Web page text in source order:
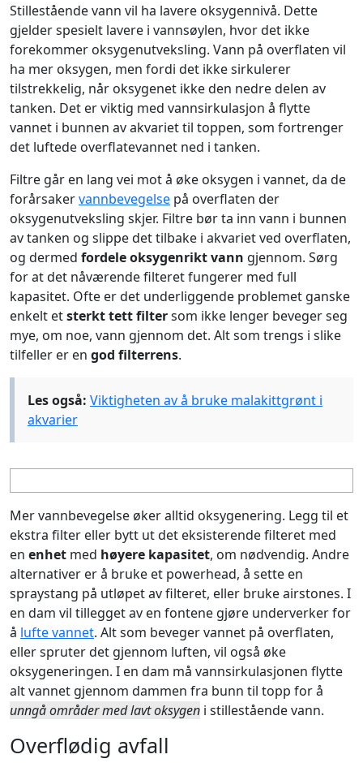
Stillestående vann vil ha lavere oksygennivå. Dette
gjelder spesielt lavere i vannsøylen, hvor det ikke
forekommer oksygenutveksling. Vann på overflaten vil
ha mer oksygen, men fordi det ikke sirkulerer
tilstrekkelig, når oksygenet ikke den nedre delen av
tanken. Det er viktig med vannsirkulasjon å flytte
vannet i bunnen av akvariet til toppen, som fortrenger
det luftede overflatevannet ned i tanken.
Filtre går en lang vei mot å øke oksygen i vannet, da de
forårsakervannbevegelse på overflaten der
oksygenutveksling skjer. Filtre bør ta inn vann i bunnen
av tanken og slippe det tilbake i akvariet ved overflaten,
og dermed fordele oksygenrikt vann gjennom. Sørg
for at det nåværende filteret fungerer med full
kapasitet. Ofte er det underliggende problemet ganske
enkelt etsterkt tett filtersom ikke lenger beveger seg
mye, om noe, vann gjennom det. Alt som trengs i slike
tilfeller er en god filterrens.
Les også: Viktigheten av å bruke malakittgrønt i
akvarier
Mer vannbevegelse øker alltid oksygenering. Legg til et
ekstra filter eller bytt ut det eksisterende filteret med
en enhet med høyere kapasitet, om nødvendig. Andre
alternativer er å bruke et powerhead, å sette en
spraystang på utløpet av filteret, eller bruke airstones. I
en dam vil tillegget av en fontene gjøre underverker for
å lufte vannet. Alt som beveger vannet på overflaten,
eller spruter det gjennom luften, vil også øke
oksygeneringen. I en dam må vannsirkulasjonen flytte
alt vannet gjennom dammen fra bunn til topp for å
unngå områder med lavt oksygen i stillestående vann.
Overflødig avfall